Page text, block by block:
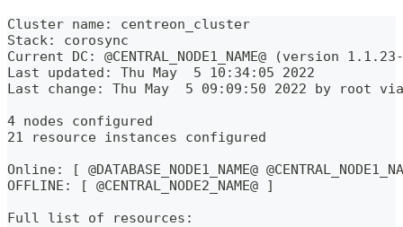
Cluster name: centreon_cluster
Stack: corosync
Current DC: @CENTRAL_NODE1_NAME@ (version
Last updated: Thu May  5 10:34:05 2022
Last change: Thu May  5 09:09:50 2022 by root via
4 nodes configured
21 resource instances configured
Online: [ @DATABASE_NODE1_NAME@
OFFLINE: [ @CENTRAL_NODE2_NAME@ ]
Full list of resources: